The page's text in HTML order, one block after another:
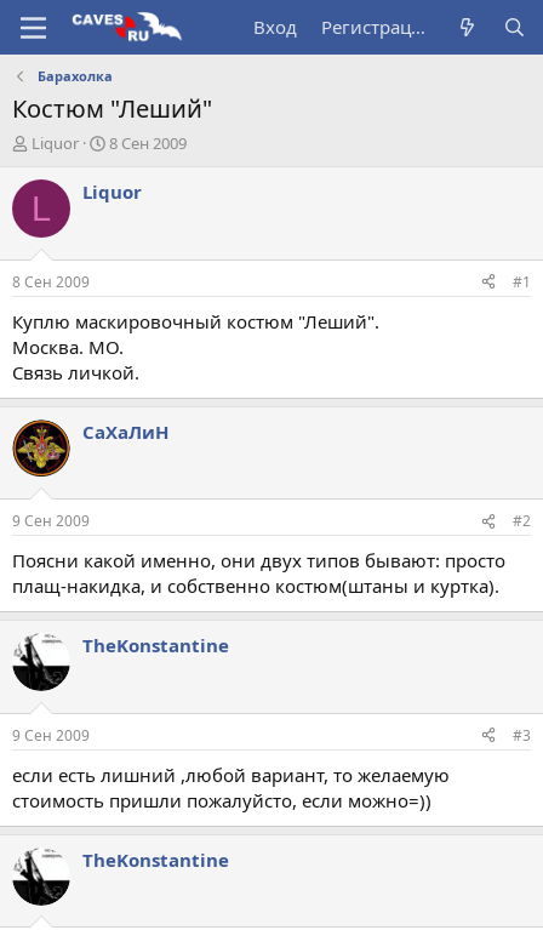
Вход Регистрация
Барахолка
Костюм "Леший"
А
т
т
е
м
ы
Liquor
Д
т
а
а
л
а
8 Сен 2009
L Liquor
8 Сен 2009 #1
Куплю маскировочный костюм "Леший".
Москва. МО.
Связь личкой.
СаХаЛиН
9 Сен 2009 #2
Поясни какой именно, они двух типов бывают: просто
плащ-накидка, и собственно костюм(штаны и куртка).
TheKonstantine
9 Сен 2009 #3
если есть лишний ,любой вариант, то желаемую
стоимость пришли пожалуйсто, если можно=))
TheKonstantine